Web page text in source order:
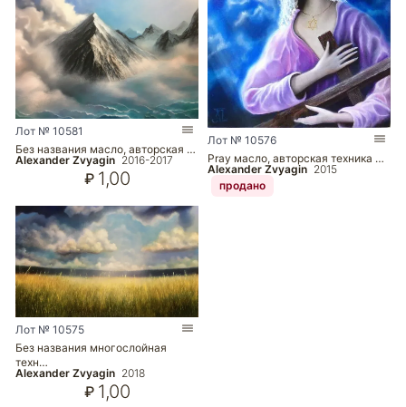
Лот № 10581
Без названия масло, авторская …
Alexander Zvyagin 2016-2017
₽ 1,00
Лот № 10575
Без названия многослойная
техн…
Alexander Zvyagin 2018
₽ 1,00
Лот № 10576
Pray масло, авторская техника …
Alexander Zvyagin 2015
продано